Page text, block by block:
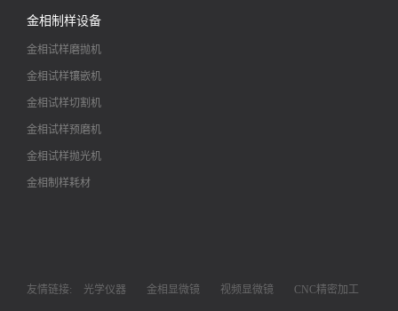
金相制样设备
金相试样磨抛机
金相试样镶嵌机
金相试样切割机
金相试样预磨机
金相试样抛光机
金相制样耗材
友情链接: 光学仪器 金相显微镜 视频显微镜 CNC精密加工